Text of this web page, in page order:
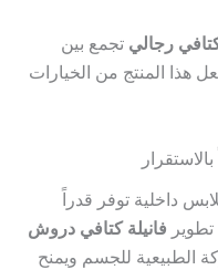
كتافي رجالي تجمع بين
هذا المنتج من الخيارات
داخلية توفر قدراً
فانيلة كتافي دروش
الطبيعية للجسم ويمنح